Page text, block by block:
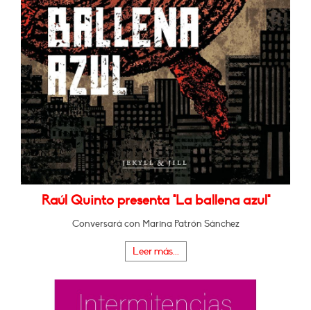
Raúl Quinto presenta "La ballena azul"
Conversará con Marina Patrón Sánchez
Leer más...